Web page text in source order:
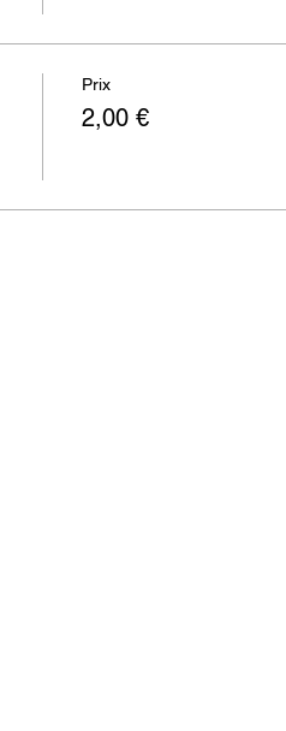
Prix
2,00 €